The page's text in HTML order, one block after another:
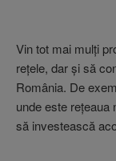
Vin tot mai mulţi
reţele, dar şi să
România. De
unde este reţeaua
să investească